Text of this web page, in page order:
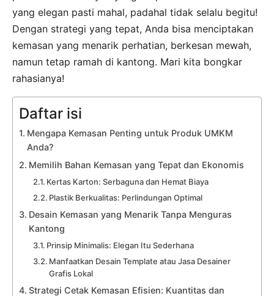
yang elegan pasti mahal, padahal tidak selalu begitu!
Dengan strategi yang tepat, Anda bisa menciptakan
kemasan yang menarik perhatian, berkesan mewah,
namun tetap ramah di kantong. Mari kita bongkar
rahasianya!
Daftar isi
Mengapa Kemasan Penting untuk Produk UMKM
Anda?
Memilih Bahan Kemasan yang Tepat dan Ekonomis
Kertas Karton: Serbaguna dan Hemat Biaya
Plastik Berkualitas: Perlindungan Optimal
Desain Kemasan yang Menarik Tanpa Menguras
Kantong
Prinsip Minimalis: Elegan Itu Sederhana
Manfaatkan Desain Template atau Jasa Desainer
Grafis Lokal
Strategi Cetak Kemasan Efisien: Kuantitas dan